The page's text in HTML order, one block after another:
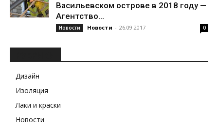
Васильевском острове в 2018 году —
Агентство...
Новости Новости - 26.09.2017 0
Дизайн
Изоляция
Лаки и краски
Новости